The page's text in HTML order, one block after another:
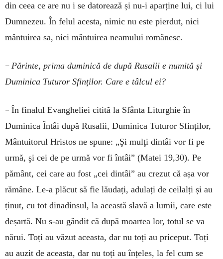
din ceea ce are nu i se datorează și nu-i aparține lui, ci lui
Dumnezeu. În felul acesta, nimic nu este pierdut, nici
mântuirea sa, nici mântuirea neamului românesc.
– Părinte, prima duminică de după Rusalii e nu­mită și
Duminica Tuturor Sfinților. Care e tâlcul ei?
– În finalul Evangheliei citită la Sfânta Liturghie în
Duminica Întâi după Rusalii, Duminica Tuturor Sfinților,
Mântuitorul Hristos ne spune: „Şi mulţi dintâi vor fi pe
urmă, şi cei de pe urmă vor fi întâi” (Matei 19,30). Pe
pământ, cei care au fost „cei dintâi” au crezut că așa vor
rămâne. Le-a plăcut să fie lăudați, adulați de ceilalți și au
ținut, cu tot dinadinsul, la această slavă a lumii, care este
deșartă. Nu s-au gândit că după moartea lor, totul se va
nărui. Toți au văzut aceasta, dar nu toți au priceput. Toți
au auzit de aceasta, dar nu toți au înțeles, la fel cum se